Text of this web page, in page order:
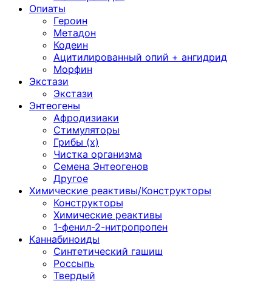
Опиаты
Героин
Метадон
Кодеин
Ацитилированный опий + ангидрид
Морфин
Экстази
Экстази
Энтеогены
Афродизиаки
Стимуляторы
Грибы (х)
Чистка организма
Семена Энтеогенов
Другое
Химические реактивы/Конструкторы
Конструкторы
Химические реактивы
1-фенил-2-нитропропен
Каннабиноиды
Синтетический гашиш
Россыпь
Твердый